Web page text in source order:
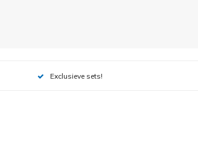
Exclusieve sets!